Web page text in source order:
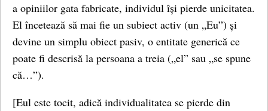
a opiniilor gata fabricate, individul își pierde unicitatea.
El încetează să mai fie un subiect activ (un „Eu”) și
devine un simplu obiect pasiv, o entitate generică ce
poate fi descrisă la persoana a treia („el” sau „se spune
că…”).
[Eul este tocit, adică individualitatea se pierde din